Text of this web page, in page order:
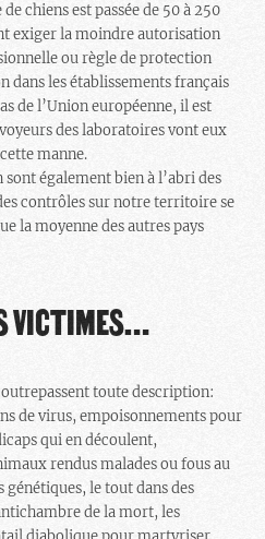
chiens est passée de 50 à 250
exiger la moindre autorisation
ou règle de protection
dans les établissements français
de l’Union européenne, il est
des laboratoires vont eux
manne.
également bien à l’abri des
contrôles sur notre territoire se
la moyenne des autres pays
VICTIMES…
toute description:
de virus, empoisonnements pour
qui en découlent,
rendus malades ou fous au
génétiques, le tout dans des
de la mort, les